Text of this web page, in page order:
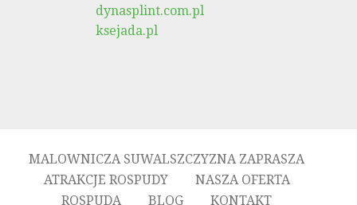
dynasplint.com.pl
ksejada.pl
MALOWNICZA SUWALSZCZYZNA ZAPRASZA
ATRAKCJE ROSPUDY
NASZA OFERTA
ROSPUDA
BLOG KONTAKT